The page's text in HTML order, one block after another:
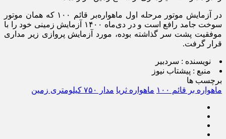
در آزمایش موتور مرحله اول ماهواره‌بر قائم ۱۰۰ که همان موتور
سوخت جامد رافع است و در دی‌ماه ۱۴۰۰ آزمایش زمینی خود را با
موفقیت پشت سر گذاشته بوده، مورد آزمایش پروازی زیر مداری
قرار گرفت.
نویسنده : سردبیر
منبع : پیشتاب نیوز
برچسب ها
ماهواره بر قائم ۱۰۰
ماهواره ثریا مدار ۷۵۰ کیلومتری زمین